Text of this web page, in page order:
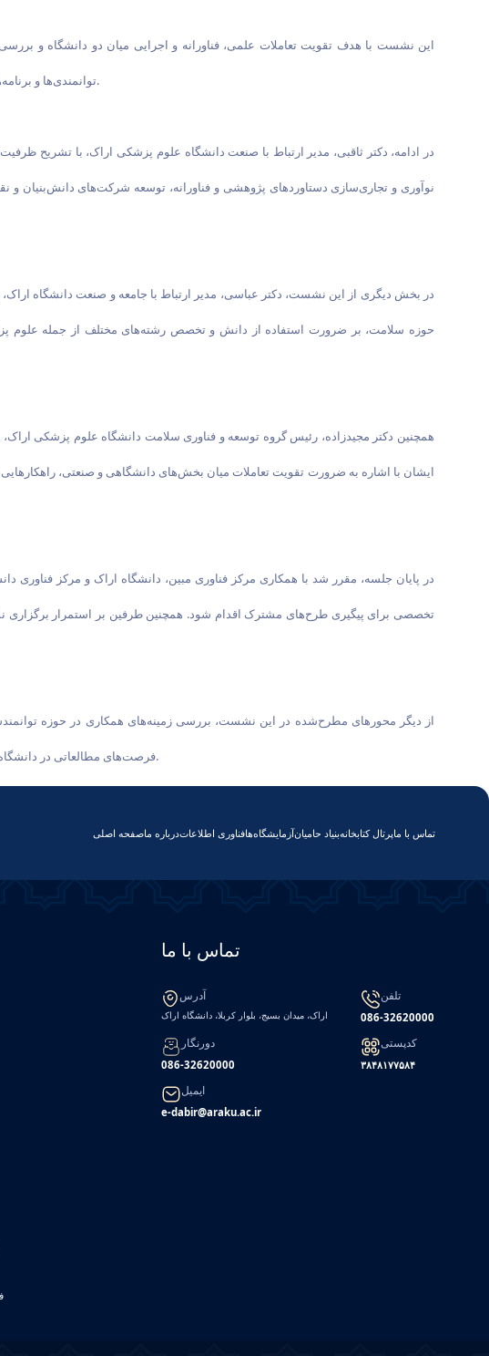
این نشست با هدف تقویت تعاملات علمی، فناورانه و اجرایی میان دو دانشگاه و
توانمندی‌ها و برنامه‌های جاری دو دانشگاه، بر اهمیت هم‌افزایی علمی و بهره‌گیری از ظرفیت‌های تخصصی موجود در راستای رفع نیازهای جامعه و صنعت تأکید کردند.
در ادامه، دکتر ثاقبی، مدیر ارتباط با صنعت دانشگاه علوم پزشکی اراک، با تشریح
نوآوری و تجاری‌سازی دستاوردهای پژوهشی و فناورانه، توسعه شرکت‌های دانش‌بنیان
در بخش دیگری از این نشست، دکتر عباسی، مدیر ارتباط با جامعه و صنعت دانشگاه
حوزه سلامت، بر ضرورت استفاده از دانش و تخصص رشته‌های مختلف از جمله علوم
همچنین دکتر مجیدزاده، رئیس گروه توسعه و فناوری سلامت دانشگاه علوم پزشکی
ایشان با اشاره به ضرورت تقویت تعاملات میان بخش‌های دانشگاهی و صنعتی،
در پایان جلسه، مقرر شد با همکاری مرکز فناوری مبین، دانشگاه اراک و مرکز
تخصصی برای پیگیری طرح‌های مشترک اقدام شود. همچنین طرفین بر استمرار برگزاری
از دیگر محورهای مطرح‌شده در این نشست، بررسی زمینه‌های همکاری در حوزه
فرصت‌های مطالعاتی در دانشگاه علوم پزشکی اراک و استفاده از ظرفیت‌های آموزشی، پژوهشی و فناورانه موجود در راستای توسعه همکاری‌های علمی و بین‌رشته‌ای تأکید شد.
صفحه اصلیدرباره مافناوری اطلاعاتآزمایشگاه‌هابنیاد حامیانپرتال کتابخانهتماس با ما
تماس با ما
آدرس
اراک، میدان بسیج، بلوار کربلا، دانشگاه اراک
تلفن
086-32620000
دورنگار
086-32620000
کدپستی
۳۸۴۸۱۷۷۵۸۴
ایمیل
e-dabir@araku.ac.ir